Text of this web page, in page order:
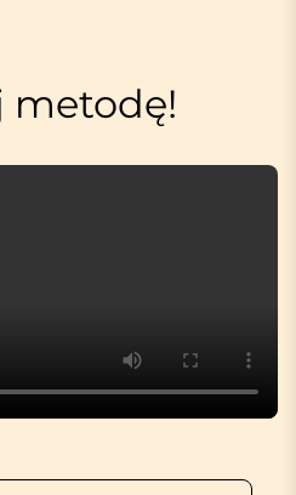
metodę!